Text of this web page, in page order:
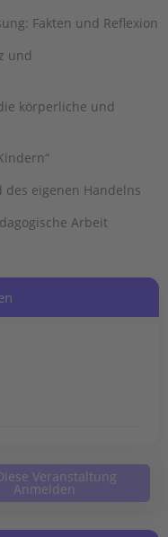
Fakten und Reflexion
und
körperliche und
eigenen Handelns
Arbeit
Veranstaltung
Anmelden